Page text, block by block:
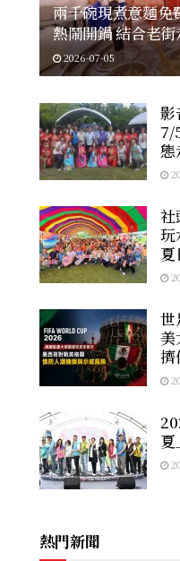
兩千碗現煮意麵免
熱鬧開鍋 結合老
2026-07-05
影
7/
玩
夏
世
熱門新聞